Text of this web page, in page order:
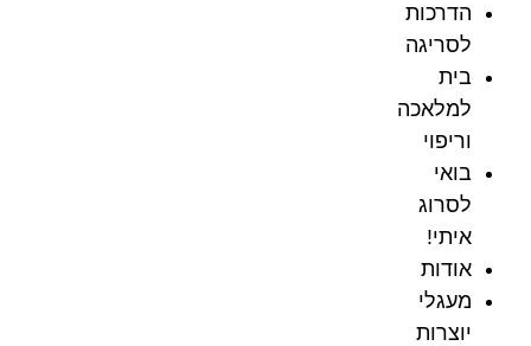
הדרכות
לסריגה
בית
למלאכה
וריפוי
בואי
לסרוג
איתי!
אודות
מעגלי
יוצרות